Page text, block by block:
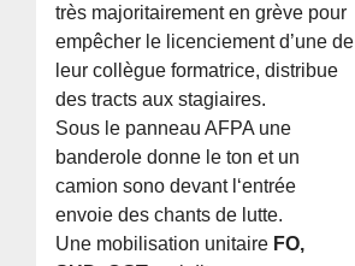
très majoritairement en grève pour
empêcher le licenciement d’une de
leur collègue formatrice, distribue
des tracts aux stagiaires.
Sous le panneau AFPA une
banderole donne le ton et un
camion sono devant l‘entrée
envoie des chants de lutte.
Une mobilisation unitaire FO,